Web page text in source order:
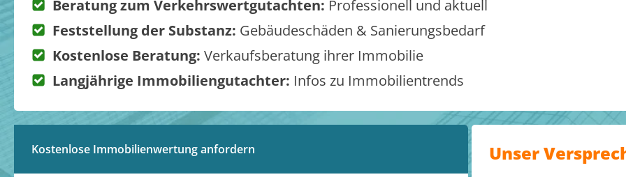
Beratung zum Verkehrswertgutachten: Professionell und aktuell
Feststellung der Substanz: Gebäudeschäden & Sanierungsbedarf
Kostenlose Beratung: Verkaufsberatung ihrer Immobilie
Langjährige Immobiliengutachter: Infos zu Immobilientrends
Kostenlose Immobilienwertung anfordern Unser